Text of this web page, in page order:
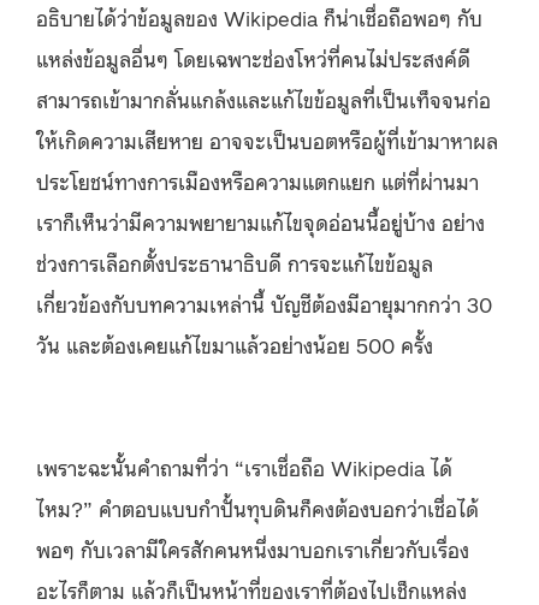
อธิบายได้ว่าข้อมูลของ Wikipedia ก็น่าเชื่อถือพอๆ กับ
แหล่งข้อมูลอื่นๆ โดยเฉพาะช่องโหว่ที่คนไม่ประสงค์ดี
สามารถเข้ามากลั่นแกล้งและแก้ไขข้อมูลที่เป็นเท็จจนก่อ
ให้เกิดความเสียหาย อาจจะเป็นบอตหรือผู้ที่เข้ามาหาผล
ประโยชน์ทางการเมืองหรือความแตกแยก แต่ที่ผ่านมา
เราก็เห็นว่ามีความพยายามแก้ไขจุดอ่อนนี้อยู่บ้าง อย่าง
ช่วงการเลือกตั้งประธานาธิบดี การจะแก้ไขข้อมูล
เกี่ยวข้องกับบทความเหล่านี้ บัญชีต้องมีอายุมากกว่า 30
วัน และต้องเคยแก้ไขมาแล้วอย่างน้อย 500 ครั้ง
เพราะฉะนั้นคำถามที่ว่า “เราเชื่อถือ Wikipedia ได้
ไหม?” คำตอบแบบกำปั้นทุบดินก็คงต้องบอกว่าเชื่อได้
พอๆ กับเวลามีใครสักคนหนึ่งมาบอกเราเกี่ยวกับเรื่อง
อะไรก็ตาม แล้วก็เป็นหน้าที่ของเราที่ต้องไปเช็กแหล่ง